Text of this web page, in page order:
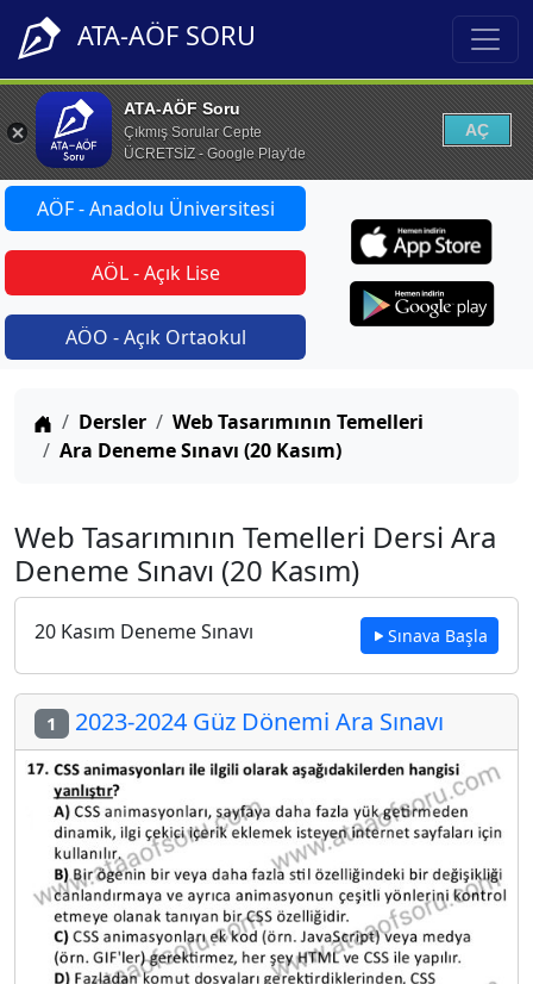
ATA-AÖF SORU
ATA-AÖF Soru
Çıkmış Sorular Cepte
ÜCRETSİZ - Google Play'de
AÇ
AÖF - Anadolu Üniversitesi
AÖL - Açık Lise
AÖO - Açık Ortaokul
Anasayfa
Dersler
Web Tasarımının Temelleri
Ara Deneme Sınavı (20 Kasım)
Web Tasarımının Temelleri Dersi Ara
Deneme Sınavı (20 Kasım)
20 Kasım Deneme Sınavı Sınava Başla
1 2023-2024 Güz Dönemi Ara Sınavı